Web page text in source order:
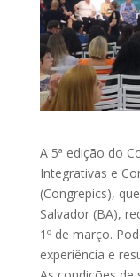
A 5ª edição do
Integrativas e
(Congrepics),
Salvador (BA),
1º de março.
experiência e